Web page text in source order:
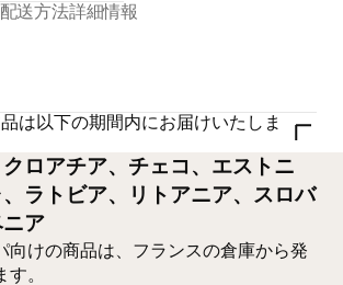
送方法詳細情報
は以下の期間内にお届けいたしま
ロアチア、チェコ、エストニ
ラトビア、リトアニア、スロバ
ア
向けの商品は、フランスの倉庫から発
。